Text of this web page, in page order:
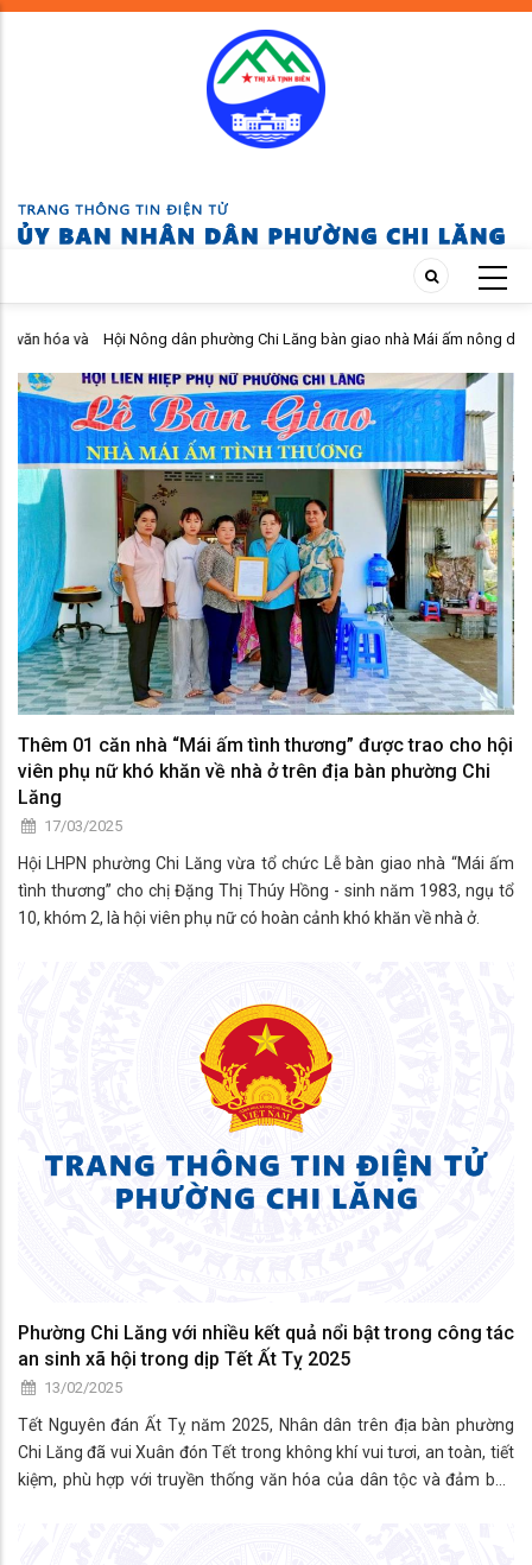
Skip
Hội Nông dân phường Chi Lăng bàn giao nhà Mái ấm nông dân cho hội
viên khó khăn
Thêm 01 căn nhà “Mái ấm tình thương” được trao cho hội
viên phụ nữ khó khăn về nhà ở trên địa bàn phường Chi
Lăng
17/03/2025
Hội LHPN phường Chi Lăng vừa tổ chức Lễ bàn giao nhà “Mái ấm
tình thương” cho chị Đặng Thị Thúy Hồng - sinh năm 1983, ngụ tổ
10, khóm 2, là hội viên phụ nữ có hoàn cảnh khó khăn về nhà ở.
Phường Chi Lăng với nhiều kết quả nổi bật trong công tác
an sinh xã hội trong dịp Tết Ất Tỵ 2025
13/02/2025
Tết Nguyên đán Ất Tỵ năm 2025, Nhân dân trên địa bàn phường
Chi Lăng đã vui Xuân đón Tết trong không khí vui tươi, an toàn, tiết
kiệm, phù hợp với truyền thống văn hóa của dân tộc và đảm bảo